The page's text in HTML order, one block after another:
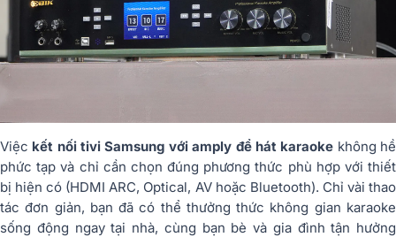
Việc kết nối tivi Samsung với amply để hát karaoke không hề
phức tạp và chỉ cần chọn đúng phương thức phù hợp với thiết
bị hiện có (HDMI ARC, Optical, AV hoặc Bluetooth). Chỉ vài thao
tác đơn giản, bạn đã có thể thưởng thức không gian karaoke
sống động ngay tại nhà, cùng bạn bè và gia đình tận hưởng